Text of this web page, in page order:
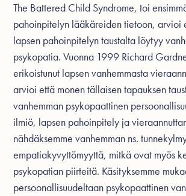
The Battered Child Syndrome, toi
pahoinpitelyn lääkäreiden tietoon, arvioi
lapsen pahoinpitelyn taustalta löytyy
psykopatia. Vuonna 1999 Richard
erikoistunut lapsen vanhemmasta
arvioi että monen tällaisen tapauksen
vanhemman psykopaattinen
ilmiö, lapsen pahoinpitely ja
nähdäksemme vanhemman ns.
empatiakyvyttömyyttä, mitkä ovat myös
psykopatian piirteitä. Käsityksemme
persoonallisuudeltaan psykopaattinen